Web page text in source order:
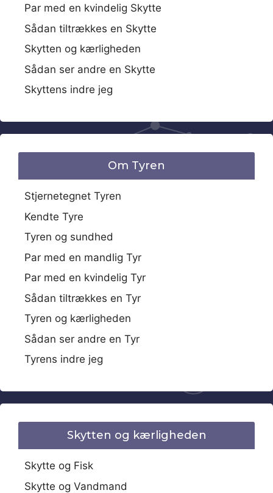
Par med en kvindelig Skytte
Sådan tiltrækkes en Skytte
Skytten og kærligheden
Sådan ser andre en Skytte
Skyttens indre jeg
Om Tyren
Stjernetegnet Tyren
Kendte Tyre
Tyren og sundhed
Par med en mandlig Tyr
Par med en kvindelig Tyr
Sådan tiltrækkes en Tyr
Tyren og kærligheden
Sådan ser andre en Tyr
Tyrens indre jeg
Skytten og kærligheden
Skytte og Fisk
Skytte og Vandmand